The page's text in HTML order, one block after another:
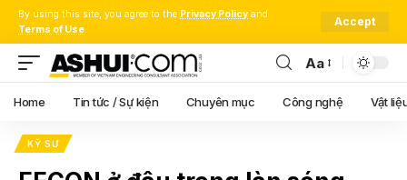
By using this site, you agree to the Privacy Policy and
Terms of Use.
Accept
Font
Resizer
Aa
Home Tin tức / Sự kiện Chuyên mục Công nghệ Vật
KỸ SƯ